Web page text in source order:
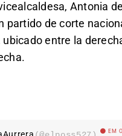
Antonia
partido de corte
entre la
EM